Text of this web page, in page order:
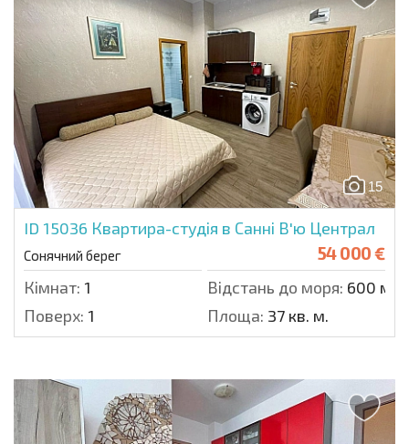
15
ID 15036 Квартира-студія в Санні В'ю Централ
Сонячний берег 54 000 €
Кімнат: 1 Відстань до моря: 600 м.
Поверх: 1 Площа: 37 кв. м.